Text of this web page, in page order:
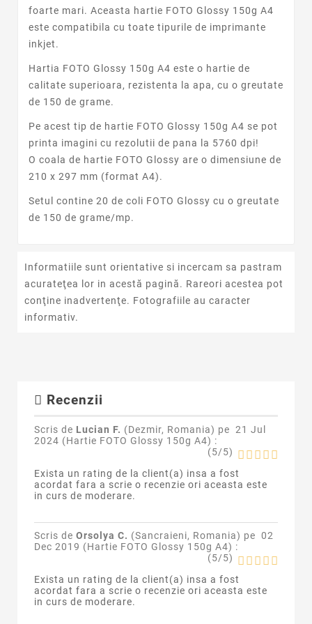
foarte mari. Aceasta hartie FOTO Glossy 150g A4
este compatibila cu toate tipurile de imprimante
inkjet.
Hartia FOTO Glossy 150g A4 este o hartie de
calitate superioara, rezistenta la apa, cu o greutate
de 150 de grame.
Pe acest tip de hartie FOTO Glossy 150g A4 se pot
printa imagini cu rezolutii de pana la 5760 dpi!
O coala de hartie FOTO Glossy are o dimensiune de
210 x 297 mm (format A4).
Setul contine 20 de coli FOTO Glossy cu o greutate
de 150 de grame/mp.
Informatiile sunt orientative si incercam sa pastram
acurateţea lor in acestă pagină. Rareori acestea pot
conţine inadvertenţe. Fotografiile au caracter
informativ.
Recenzii
Scris de Lucian F. (Dezmir, Romania) pe 21 Jul
2024 (Hartie FOTO Glossy 150g A4) :
(5/5)
Exista un rating de la client(a) insa a fost
acordat fara a scrie o recenzie ori aceasta este
in curs de moderare.
Scris de Orsolya C. (Sancraieni, Romania) pe 02
Dec 2019 (Hartie FOTO Glossy 150g A4) :
(5/5)
Exista un rating de la client(a) insa a fost
acordat fara a scrie o recenzie ori aceasta este
in curs de moderare.